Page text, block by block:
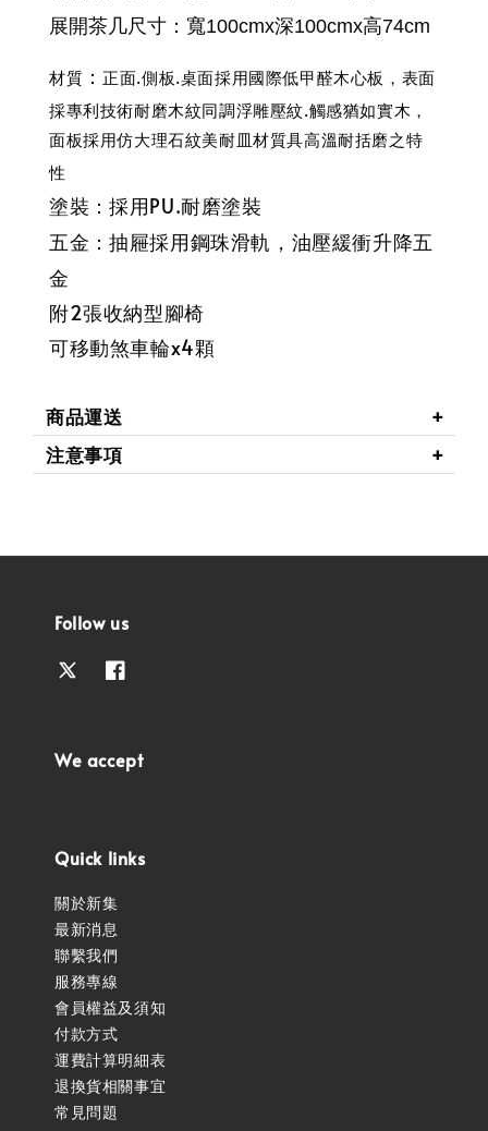
展開茶几尺寸：寬100cmx深100cmx高74cm
材質 ： 正面.側板.桌面採用國際低甲醛木心板，表面
採專利技術耐磨木紋同調浮雕壓紋.觸感猶如實木，
面板採用仿大理石紋美耐皿材質具高溫耐括磨之特
性
塗裝 ：採用PU.耐磨塗裝
五金 ：抽屜採用鋼珠滑軌，油壓緩衝升降五
金
附2張收納型腳椅
可移動煞車輪x4顆
商品運送
注意事項
Follow us
We accept
Quick links
關於新集
最新消息
聯繫我們
服務專線
會員權益及須知
付款方式
運費計算明細表
退換貨相關事宜
常見問題